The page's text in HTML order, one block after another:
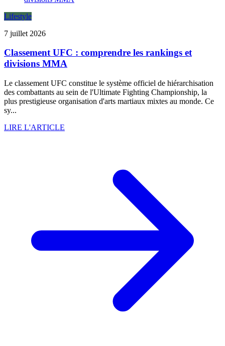
Lifestyle
7 juillet 2026
Classement UFC : comprendre les rankings et
divisions MMA
Le classement UFC constitue le système officiel de hiérarchisation
des combattants au sein de l'Ultimate Fighting Championship, la
plus prestigieuse organisation d'arts martiaux mixtes au monde. Ce
sy...
LIRE L'ARTICLE